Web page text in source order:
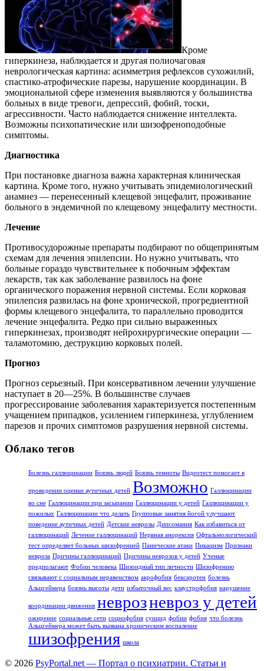
Кроме
гиперкинеза, наблюдается и другая полиочаговая
неврологическая картина: асимметрия рефлексов сухожилий,
спастико-атрофические парезы, нарушение координации. В
эмоциональной сфере изменения выявляются у большинства
больных в виде тревоги, депрессий, фобий, тоски,
агрессивности. Часто наблюдается снижение интеллекта.
Возможны психопатические или шизофреноподобные
симптомы.
Диагностика
При постановке диагноза важна характерная клиническая
картина. Кроме того, нужно учитывать эпидемиологический
анамнез — перенесенный клещевой энцефалит, проживание
больного в эндемичной по клещевому энцефалиту местности.
Лечение
Противосудорожные препараты подбирают по общепринятым
схемам для лечения эпилепсии. Но нужно учитывать, что
больные гораздо чувствительнее к побочным эффектам
лекарств, так как заболевание развилось на фоне
органического поражения нервной системы. Если корковая
эпилепсия развилась на фоне хронической, прогредиентной
формы клещевого энцефалита, то параллельно проводится
лечение энцефалита. Редко при сильно выраженных
гиперкинезах, производят нейрохирургические операции —
таламотомию, деструкцию корковых полей.
Прогноз
Прогноз серьезный. При консервативном лечении улучшение
наступает в 20—25%. В большинстве случаев
прогрессирование заболевания характеризуется постепенным
учащением припадков, усилением гиперкинеза, углублением
парезов и прочих симптомов разрушения нервной системы.
Облако тегов
Болезнь галлюцинации Боязнь людей Боязнь темноты Видеотест помогает в
проведении оценки аутичных детей Возможно Галлюцинации
во сне Галлюцинации при засыпании Галлюцинации у детей Галлюцинации у
пожилых Галлюцинации что делать Групповые занятия йогой улучшают
поведение аутичных детей Детские неврозы Дипсомания Как избавиться от
галлюцинаций Лечение галлюцинаций Нервная анорексия Офтальмологический
тест определяет больных шизофренией Панические атаки Пикацизм Признаки
невроза Причины галлюцинаций Причины неврозов у детей Ученые
предполагают Фобии человека Шизоидный тип личности Шизофрению
связывают с социальным неравенством акрофобия бексаротен болезнь
Альцгеймера боязнь высоты дети избыточный вес клаустрофобия нарушение
координации движения неврозневроз у детей
ожирение социальные сети социофобия суицид фобии фобия что болезнь
Альцгеймера может быть вызвана хроническим воспаление
шизофрения школа
© 2026 PsyPortal.net — Портал о психиатрии. Статьи и